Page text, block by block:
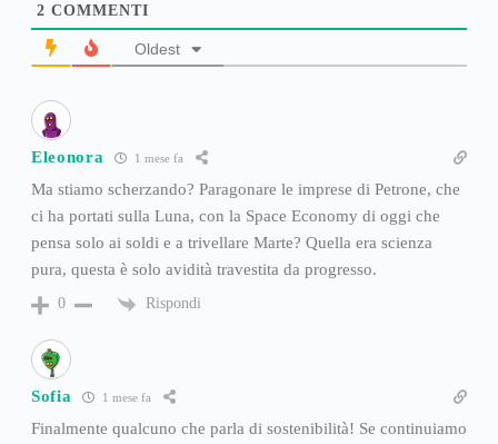
2 COMMENTI
Oldest
Eleonora 1 mese fa
Ma stiamo scherzando? Paragonare le imprese di Petrone, che
ci ha portati sulla Luna, con la Space Economy di oggi che
pensa solo ai soldi e a trivellare Marte? Quella era scienza
pura, questa è solo avidità travestita da progresso.
0 Rispondi
Sofia 1 mese fa
Finalmente qualcuno che parla di sostenibilità! Se continuiamo